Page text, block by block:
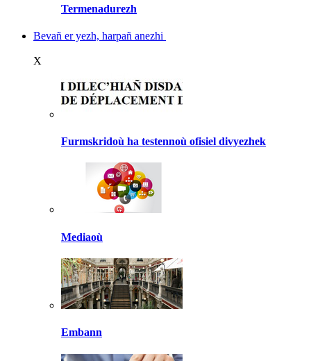
Termenadurezh
Bevañ er yezh, harpañ anezhi
X
Furmskridoù ha testennoù ofisiel divyezhek
Mediaoù
Embann